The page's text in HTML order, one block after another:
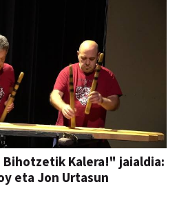
Bihotzetik Kalera!" jaialdia:
eta Jon Urtasun